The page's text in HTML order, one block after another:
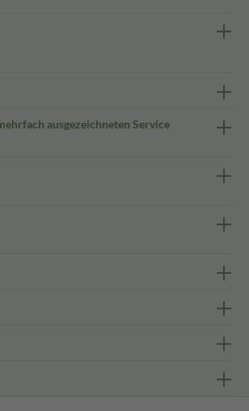
ausgezeichneten Service